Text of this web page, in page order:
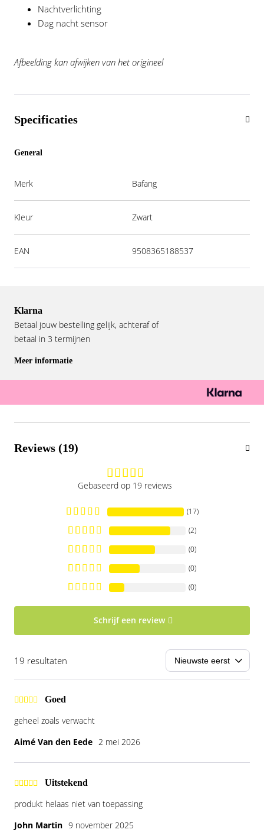
Nachtverlichting
Dag nacht sensor
​​​​​​​Afbeelding kan afwijken van het origineel
Specificaties
General
Merk Bafang
Kleur Zwart
EAN 9508365188537
Klarna
Betaal jouw bestelling gelijk, achteraf of
betaal in 3 termijnen
Meer informatie
Reviews (19)
Gebaseerd op 19 reviews
(17)
(2)
(0)
(0)
(0)
Schrijf een review
19 resultaten
Goed
geheel zoals verwacht
Aimé Van den Eede 2 mei 2026
Uitstekend
produkt helaas niet van toepassing
John Martin 9 november 2025